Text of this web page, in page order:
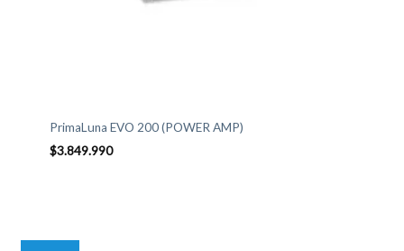
PrimaLuna EVO 200 (POWER AMP)
$3.849.990